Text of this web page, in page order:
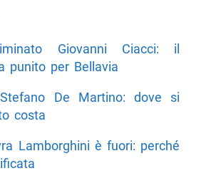
Giovanni Ciacci: il
punito per Bellavia
De Martino: dove si
costa
Lamborghini è fuori: perché